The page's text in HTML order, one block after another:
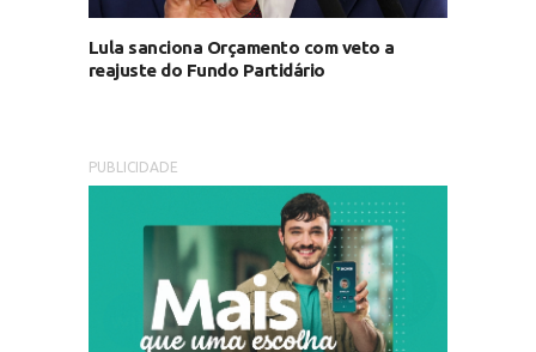
Lula sanciona Orçamento com veto a
reajuste do Fundo Partidário
PUBLICIDADE